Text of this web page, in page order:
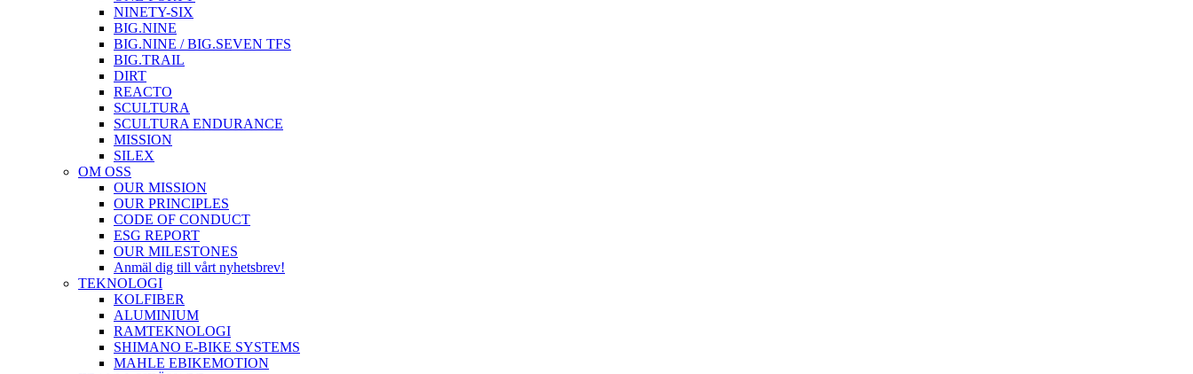
NINETY-SIX
BIG.NINE
BIG.NINE / BIG.SEVEN TFS
BIG.TRAIL
DIRT
REACTO
SCULTURA
SCULTURA ENDURANCE
MISSION
SILEX
OM OSS
OUR MISSION
OUR PRINCIPLES
CODE OF CONDUCT
ESG REPORT
OUR MILESTONES
Anmäl dig till vårt nyhetsbrev!
TEKNOLOGI
KOLFIBER
ALUMINIUM
RAMTEKNOLOGI
SHIMANO E-BIKE SYSTEMS
MAHLE EBIKEMOTION